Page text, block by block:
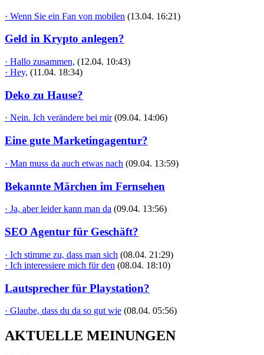
· Wenn Sie ein Fan von mobilen (13.04. 16:21)
Geld in Krypto anlegen?
· Hallo zusammen, (12.04. 10:43)
· Hey, (11.04. 18:34)
Deko zu Hause?
· Nein. Ich verändere bei mir (09.04. 14:06)
Eine gute Marketingagentur?
· Man muss da auch etwas nach (09.04. 13:59)
Bekannte Märchen im Fernsehen
· Ja, aber leider kann man da (09.04. 13:56)
SEO Agentur für Geschäft?
· Ich stimme zu, dass man sich (08.04. 21:29)
· Ich interessiere mich für den (08.04. 18:10)
Lautsprecher für Playstation?
· Glaube, dass du da so gut wie (08.04. 05:56)
AKTUELLE MEINUNGEN